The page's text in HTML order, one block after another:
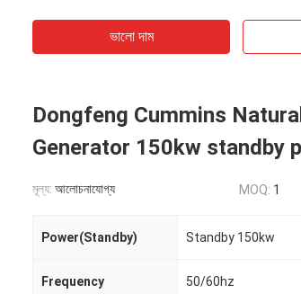
ভালো দাম
Dongfeng Cummins
Generator 150kw standby
মূল্য: আলোচনাযোগ্য MOQ: 1
Power(Standby) Standby 150kw
Frequency 50/60hz